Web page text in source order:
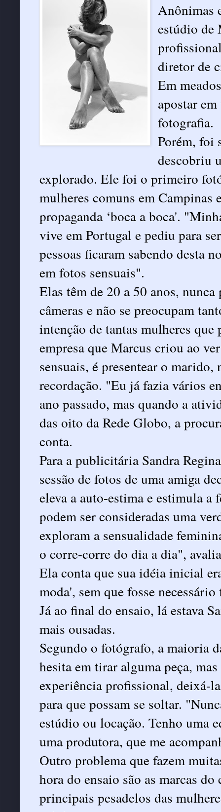
Anônimas
estúdio de
diretor de
Em
apostar
fotografia.
Porém, foi
descobriu
explorado. Ele foi o primeiro
mulheres comuns em
propaganda ‘boca a boca'.
vive em Portugal e pediu para
pessoas ficaram sabendo desta
em fotos sensuais".
Elas têm de 20 a 50 anos,
câmeras e não se preocupam
intenção de tantas mulheres
empresa que Marcus criou ao
sensuais, é presentear o
recordação. "Eu já fazia vários
ano passado, mas quando a
das oito da Rede Globo, a
conta.
Para a publicitária Sandra
sessão de fotos de uma amiga
eleva a auto-estima e estimula
podem ser consideradas uma
exploram a sensualidade
o corre-corre do dia a dia",
Ela conta que sua idéia inicial
moda', sem que fosse
Já ao final do ensaio, lá estava
mais ousadas.
Segundo o fotógrafo, a maioria
hesita em tirar alguma peça,
experiência profissional, deixá-
para que possam se soltar.
estúdio ou locação. Tenho uma
uma produtora, que me
Outro problema que fazem
hora do ensaio são as marcas
principais pesadelos das